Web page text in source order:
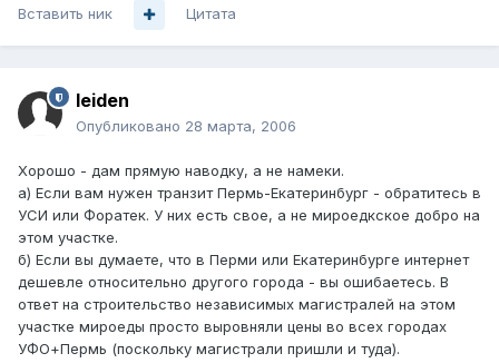
Вставить ник Цитата
leiden
Опубликовано 28 марта, 2006
Хорошо - дам прямую наводку, а не намеки.
а) Если вам нужен транзит Пермь-Екатеринбург - обратитесь в
УСИ или Форатек. У них есть свое, а не мироедкское добро на
этом участке.
б) Если вы думаете, что в Перми или Екатеринбурге интернет
дешевле относительно другого города - вы ошибаетесь. В
ответ на строительство независимых магистралей на этом
участке мироеды просто выровняли цены во всех городах
УФО+Пермь (поскольку магистрали пришли и туда).